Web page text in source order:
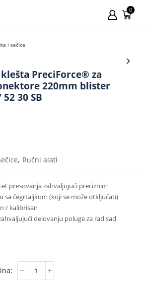
0
i sečice
PreciForce® za
220mm blister
30 SB
, Ručni alati
presovanja zahvaljujući preciznim
sa čegrtaljkom (koji se može otključati)
/ kalibrisan
delovanju poluge za rad sad